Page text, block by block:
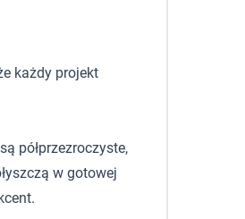
każdy projekt
półprzezroczyste,
w gotowej